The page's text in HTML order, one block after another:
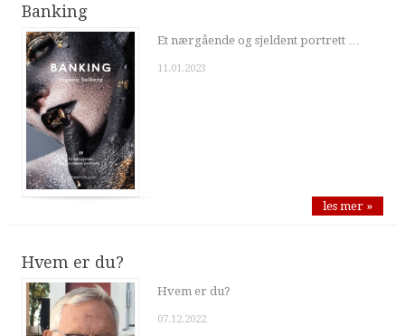
Banking
Et nærgående og sjeldent portrett …
11.01.2023
les mer »
Hvem er du?
Hvem er du?
07.12.2022